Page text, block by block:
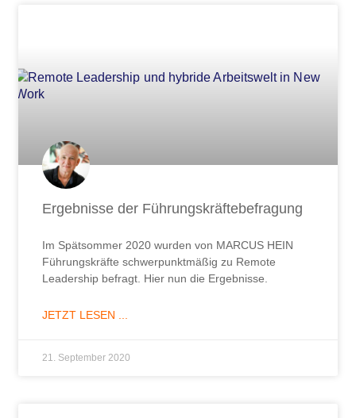
Ergebnisse der Führungskräftebefragung
Im Spätsommer 2020 wurden von MARCUS HEIN
Führungskräfte schwerpunktmäßig zu Remote
Leadership befragt. Hier nun die Ergebnisse.
JETZT LESEN ...
21. September 2020